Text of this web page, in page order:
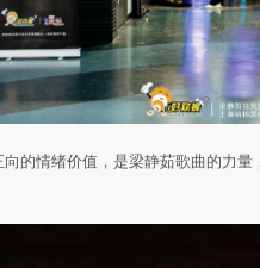
的情绪价值，是梁静茹歌曲的力